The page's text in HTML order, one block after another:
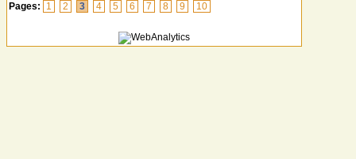
Pages: 1 2 3 4 5 6 7 8 9 10